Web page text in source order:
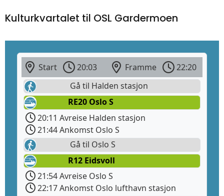
Kulturkvartalet til OSL Gardermoen
Start 20:03 Framme
22:20
Gå til Halden stasjon
RE20 Oslo S
20:11 Avreise Halden stasjon
21:44 Ankomst Oslo S
Gå til Oslo S
R12 Eidsvoll
21:54 Avreise Oslo S
22:17 Ankomst Oslo lufthavn stasjon